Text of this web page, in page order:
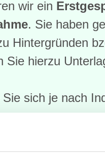
wir ein
. Sie haben
Hintergründen
hierzu
sich je nach